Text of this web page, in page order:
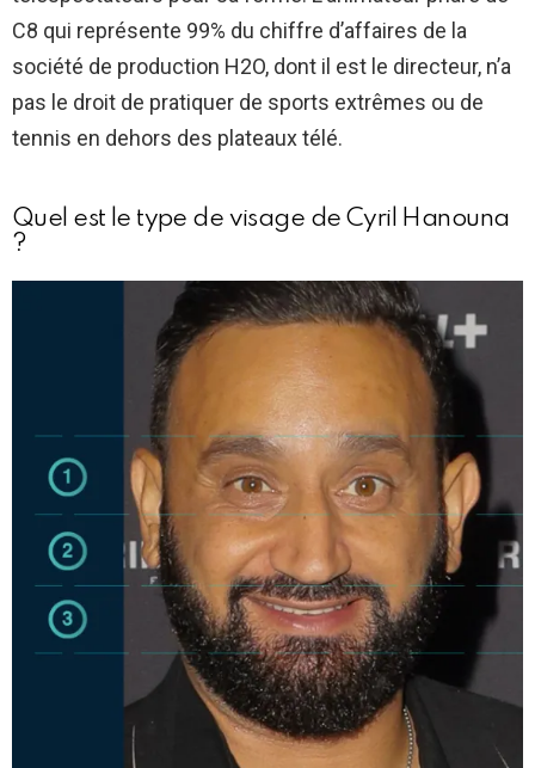
C8 qui représente 99% du chiffre d’affaires de la
société de production H2O, dont il est le directeur, n’a
pas le droit de pratiquer de sports extrêmes ou de
tennis en dehors des plateaux télé.
Quel est le type de visage de Cyril Hanouna
?